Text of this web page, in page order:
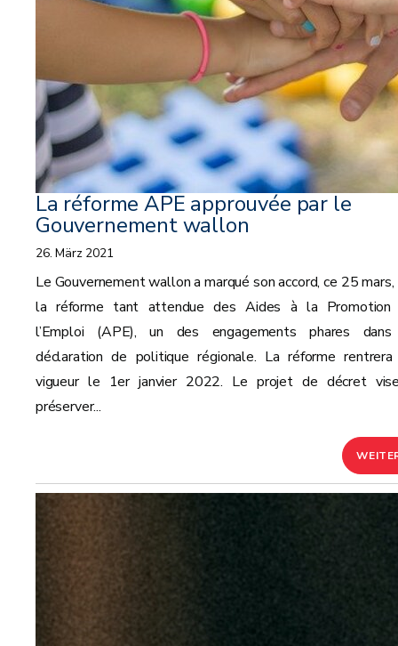
La réforme APE approuvée par le
Gouvernement wallon
26. März 2021
Le Gouvernement wallon a marqué son accord, ce 25 mars,
la réforme tant attendue des Aides à la Promotion
l’Emploi (APE), un des engagements phares
déclaration de politique régionale. La réforme
vigueur le 1er janvier 2022. Le projet de décret
préserver...